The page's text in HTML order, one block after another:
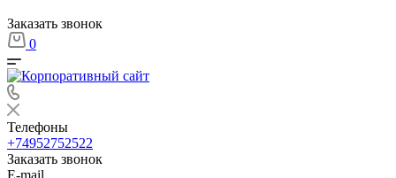
Заказать звонок
0
Телефоны
+74952752522
Заказать звонок
E-mail